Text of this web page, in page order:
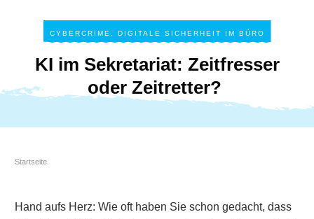
CYBERCRIME DIGITALE SICHERHEIT IM BÜRO
KI im Sekretariat: Zeitfresser
oder Zeitretter?
Startseite
Hand aufs Herz: Wie oft haben Sie schon gedacht, dass